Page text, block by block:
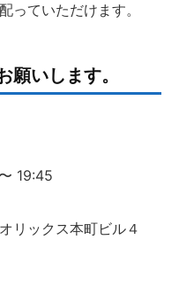
っていただけます。
願いします。
19:45
リックス本町ビル４